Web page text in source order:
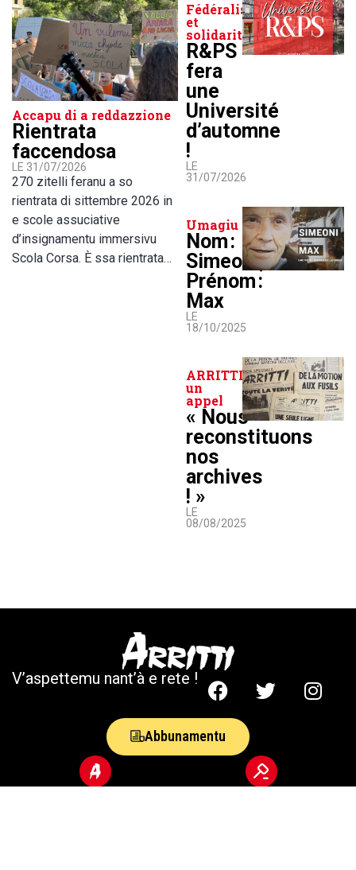
Accapu di a reddazzione
Rientrata
faccendosa
LE 31/07/2026
270 zitelli feranu a so
rientrata di sittembre 2026 in
e scole assuciative
d’insignamentu immersivu
Scola Corsa. È ssa rientrata…
Fédéralisme
et
solidarité
R&PS
fera
une
Université
d’automne
!
LE
31/07/2026
Umagiu
Nom :
Simeoni,
Prénom :
Max
LE
18/10/2025
ARRITTI lance
un
appel
« Nous
reconstituons
nos
archives
! »
LE
08/08/2025
V’aspettemu nant’à e rete !
Abbunamentu